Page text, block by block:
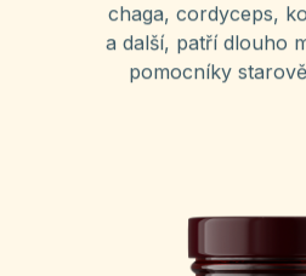
chaga, cordyceps,
a další, patří dlouho
pomocníky